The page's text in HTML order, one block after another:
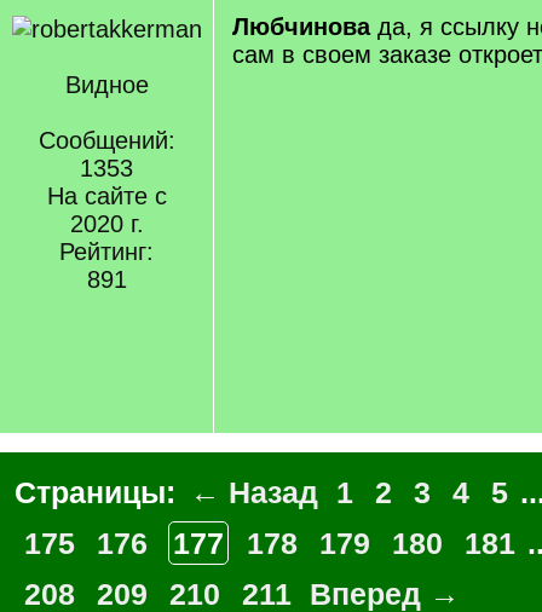
Видное
Сообщений:
1353
На сайте с
2020 г.
Рейтинг:
891
Любчиновада, я ссылку
сам в своем заказе
Страницы: ← Назад 1 2 3 4 5
175
176 177 178 179 180 181
208
209 210 211 Вперед →